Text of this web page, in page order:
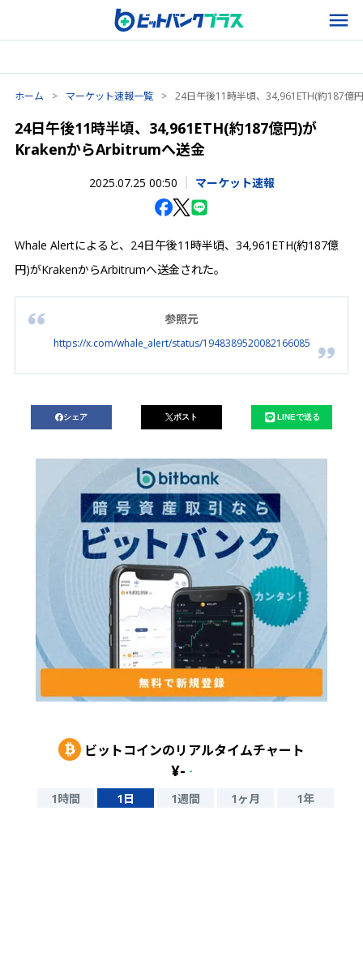
ホーム > マーケット速報一覧 > 24日午後11時半頃、34,961ETH(約187億
24日午後11時半頃、34,961ETH(約187億円)が
KrakenからArbitrumへ送金
2025.07.25 00:50 マーケット速報
Whale Alertによると、24日午後11時半頃、34,961ETH(約187億
円)がKrakenからArbitrumへ送金された。
参照元
https://x.com/whale_alert/status/1948389520082166085
シェア ポスト LINEで送る
ビットコインのリアルタイムチャート
¥- -
1時間 1日 1週間 1ヶ月 1年